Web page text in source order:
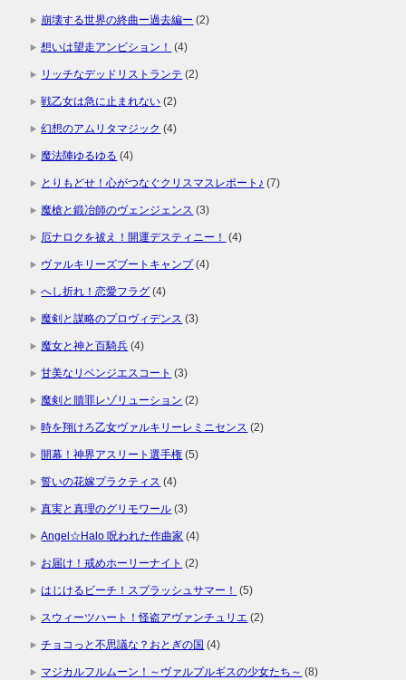
崩壊する世界の終曲ー過去編ー (2)
想いは望走アンビション！ (4)
リッチなデッドリストランテ (2)
戦乙女は急に止まれない (2)
幻想のアムリタマジック (4)
魔法陣ゆるゆる (4)
とりもどせ！心がつなぐクリスマスレポート♪ (7)
魔槍と鍛冶師のヴェンジェンス (3)
厄ナロクを祓え！開運デスティニー！ (4)
ヴァルキリーズブートキャンプ(4)
へし折れ！恋愛フラグ (4)
魔剣と謀略のプロヴィデンス (3)
魔女と神と百騎兵 (4)
甘美なリベンジエスコート (3)
魔剣と贖罪レゾリューション (2)
時を翔けろ乙女ヴァルキリーレミニセンス (2)
開幕！神界アスリート選手権 (5)
誓いの花嫁プラクティス (4)
真実と真理のグリモワール (3)
Angel☆Halo 呪われた作曲家 (4)
お届け！戒めホーリーナイト (2)
はじけるビーチ！スプラッシュサマー！ (5)
スウィーツハート！怪盗アヴァンチュリエ (2)
チョコっと不思議な？おとぎの国 (4)
マジカルフルムーン！～ヴァルプルギスの少女たち～ (8)